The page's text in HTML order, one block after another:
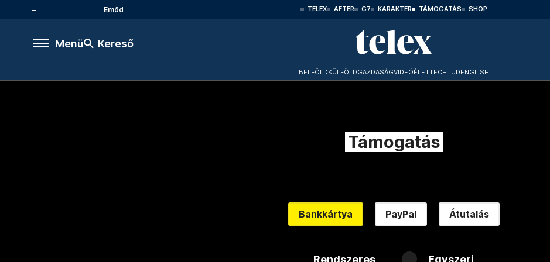
Emőd TELEX AFTER G7 KARAKTER TÁMOGATÁS SHOP
Menü Kereső
BELFÖLDKÜLFÖLDGAZDASÁGVIDEÓÉLETTECHTUDENGLISH
Támogatás
Bankkártya PayPal Átutalás
Rendszeres Egyszeri